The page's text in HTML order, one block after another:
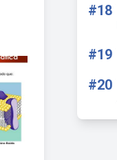
#18
#19
#20